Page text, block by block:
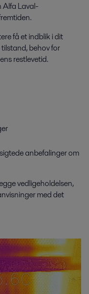
Alfa Laval-
få et indblik i dit
behov for
restlevetid.
anbefalinger om
vedligeholdelsen,
med det